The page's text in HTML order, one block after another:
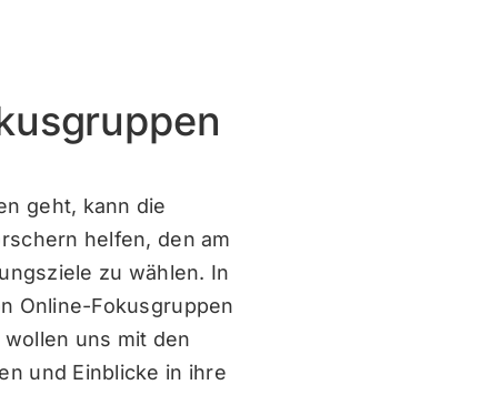
geht, kann die
helfen, den am
zu wählen. In
Online-Fokusgruppen
uns mit den
und Einblicke in ihre